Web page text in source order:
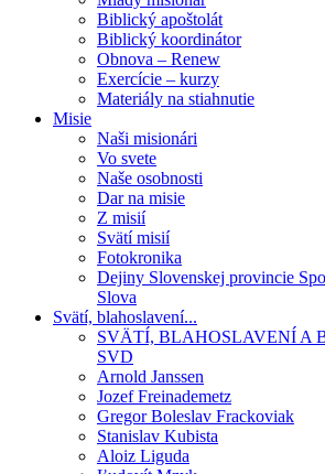
Biblický apoštolát
Biblický koordinátor
Obnova – Renew
Exercície – kurzy
Materiály na stiahnutie
Misie
Naši misionári
Vo svete
Naše osobnosti
Dar na misie
Z misií
Svätí misií
Fotokronika
Dejiny Slovenskej provincie
Slova
Svätí, blahoslavení...
SVÄTÍ, BLAHOSLAVENÍ A
SVD
Arnold Janssen
Jozef Freinademetz
Gregor Boleslav Frackoviak
Stanislav Kubista
Aloiz Liguda